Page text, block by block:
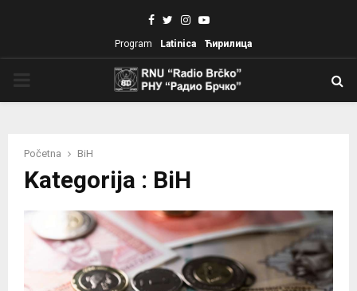
Facebook
TwitterInstagram
Youtube
Program Latinica Ћирилица
Početna BiH
Kategorija : BiH